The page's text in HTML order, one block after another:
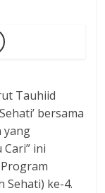
Tauhiid
bersama
yang
ini
Sehati) ke-4.